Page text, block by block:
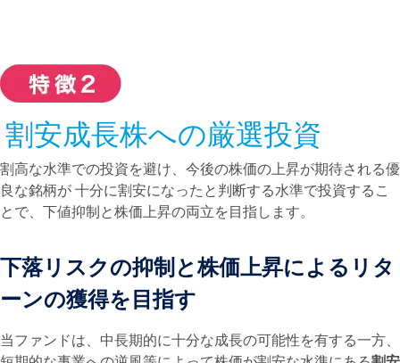
割安成長株への厳選投資
割高な水準での投資を避け、今後の株価の上昇が期待される優
良な銘柄が 十分に割安になったと判断する水準で投資するこ
とで、下値抑制と株価上昇の両立を目指します。
下落リスクの抑制と株価上昇によるリタ
ーンの獲得を目指す
当ファンドは、中長期的に十分な成長の可能性を有する一方、